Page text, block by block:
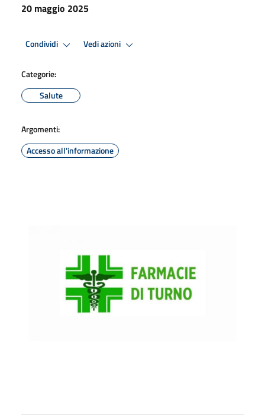
20 maggio 2025
Condividi Vedi azioni
Categorie:
Salute
Argomenti:
Accesso all'informazione